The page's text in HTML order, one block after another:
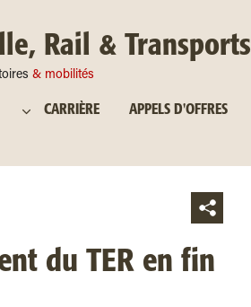
Rail & Transports
& mobilités
CARRIÈRE APPELS D'OFFRES
du TER en fin